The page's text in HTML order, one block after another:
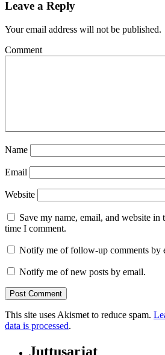
Leave a Reply
Your email address will not be published.
Comment
Name
Email
Website
Save my name, email, and website
time I comment.
Notify me of follow-up comments by
Notify me of new posts by email.
This site uses Akismet to reduce spam.
data is processed.
Juttusarjat